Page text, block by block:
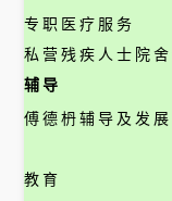
专职医疗服务
私营残疾人士院
辅导
傅德枬辅导及发
教育